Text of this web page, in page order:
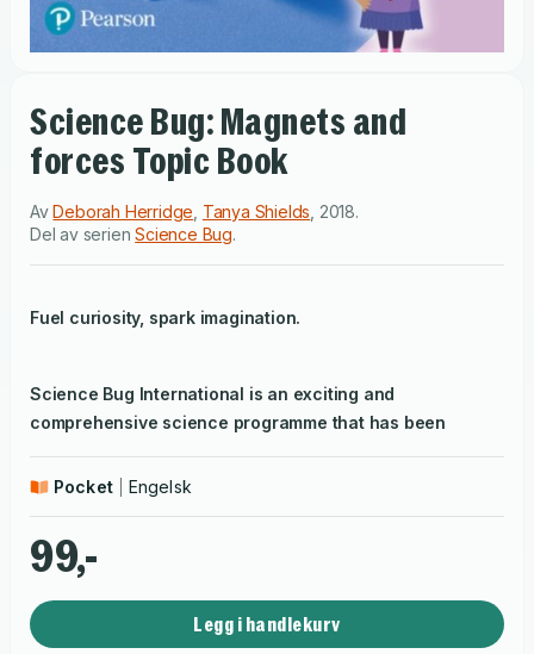
Science Bug: Magnets and
forces Topic Book
AvDeborah Herridge, Tanya Shields, 2018.
Del av serienScience Bug.
Fuel curiosity, spark imagination.
Science Bug International is an exciting and
comprehensive science programme that has been
designed to make sure your children never stop asking
questions about their world!
The Topic Book includes fun and engaging practical
activities as well as opportunities for consolidation and
reflection making it perfect for use inside and outside
the classroom.
Pocket Engelsk
99,-
Legg i handlekurv